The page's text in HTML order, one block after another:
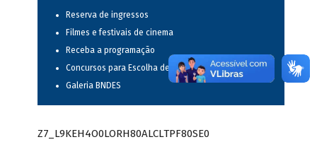
Reserva de ingressos
Filmes e festivais de cinema
Receba a programação
Concursos para Escolha de Espetáculos Musicais
Galeria BNDES
Z7_L9KEH4O0LORH80ALCLTPF80SE0